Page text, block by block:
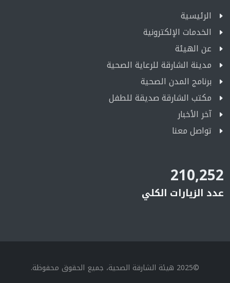
الرئيسية
الخدمات الإلكترونية
عن الهيئة
مدينة الشارقة للرعاية الصحية
برنامج المدن الصحية
مكتب الشارقة صديقة للطفل
آخر الأخبار
تواصل معنا
210,252
عدد الزيارات الكلي
©2025 هيئة الشارقة الصحية، جميع الحقوق محفوظة.